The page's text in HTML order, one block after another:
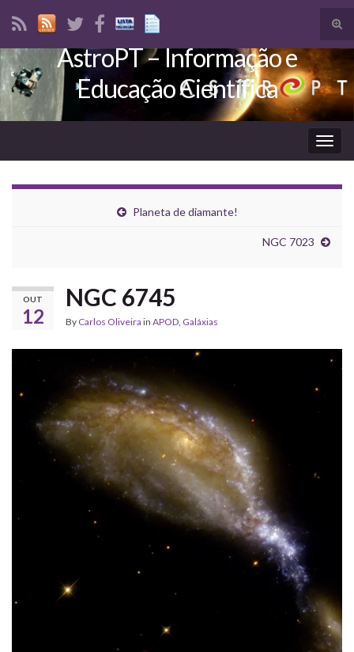
Search for:
AstroPT – Informação e
Educação Científica
Planeta de diamante!
NGC 7023
OUT
12
NGC 6745
By Carlos Oliveira in APOD, Galáxias